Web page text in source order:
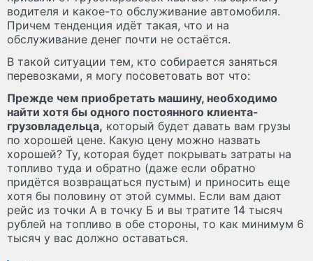
водителя и какое-то обслуживание автомобиля.
Причем тенденция идёт такая, что и на
обслуживание денег почти не остаётся.
В такой ситуации тем, кто собирается заняться
перевозками, я могу посоветовать вот что:
Прежде чем приобретать машину, необходимо
найти хотя бы одного постоянного клиента-
грузовладельца, который будет давать вам грузы
по хорошей цене. Какую цену можно назвать
хорошей? Ту, которая будет покрывать затраты на
топливо туда и обратно (даже если обратно
придётся возвращаться пустым) и приносить еще
хотя бы половину от этой суммы. Если вам дают
рейс из точки А в точку Б и вы тратите 14 тысяч
рублей на топливо в обе стороны, то как минимум 6
тысяч у вас должно оставаться.